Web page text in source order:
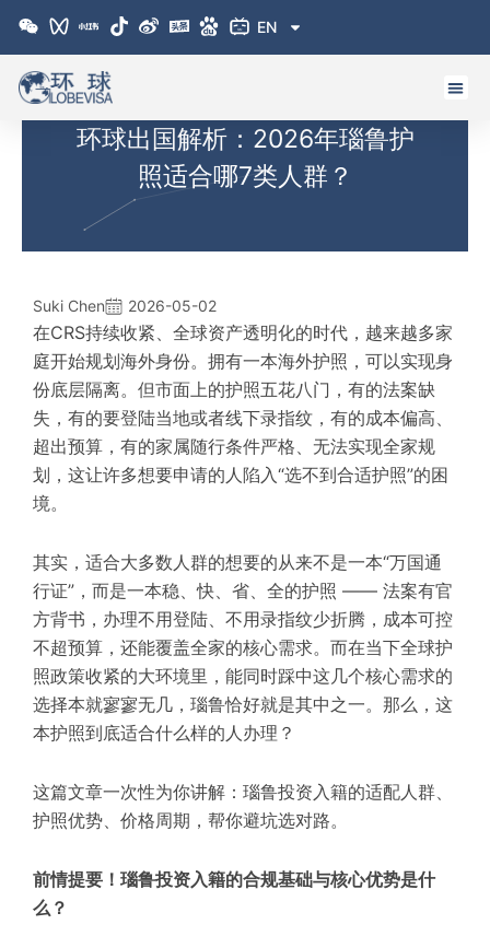
EN
环球出国解析：2026年瑙鲁护
照适合哪7类人群？
Suki Chen 2026-05-02
在CRS持续收紧、全球资产透明化的时代，越来越多家
庭开始规划海外身份。拥有一本海外护照，可以实现身
份底层隔离。但市面上的护照五花八门，有的法案缺
失，有的要登陆当地或者线下录指纹，有的成本偏高、
超出预算，有的家属随行条件严格、无法实现全家规
划，这让许多想要申请的人陷入“选不到合适护照”的困
境。
其实，适合大多数人群的想要的从来不是一本“万国通
行证”，而是一本稳、快、省、全的护照 —— 法案有官
方背书，办理不用登陆、不用录指纹少折腾，成本可控
不超预算，还能覆盖全家的核心需求。而在当下全球护
照政策收紧的大环境里，能同时踩中这几个核心需求的
选择本就寥寥无几，瑙鲁恰好就是其中之一。那么，这
本护照到底适合什么样的人办理？
这篇文章一次性为你讲解：瑙鲁投资入籍的适配人群、
护照优势、价格周期，帮你避坑选对路。
前情提要！瑙鲁投资入籍的合规基础与核心优势是什
么？